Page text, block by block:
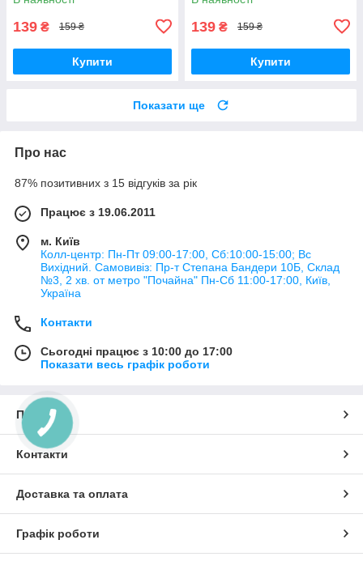
139 ₴ 159 ₴
Купити
139 ₴ 159 ₴
Купити
Показати ще
Про нас
87% позитивних з 15 відгуків за рік
Працює з 19.06.2011
м. Київ
Колл-центр: Пн-Пт 09:00-17:00, Сб:10:00-15:00; Вс
Вихідний. Самовивіз: Пр-т Степана Бандери 10Б, Склад
№3, 2 хв. от метро "Почайна" Пн-Cб 11:00-17:00, Київ,
Україна
Контакти
Сьогодні працює з 10:00 до 17:00
Показати весь графік роботи
Про нас
Контакти
Доставка та оплата
Графік роботи